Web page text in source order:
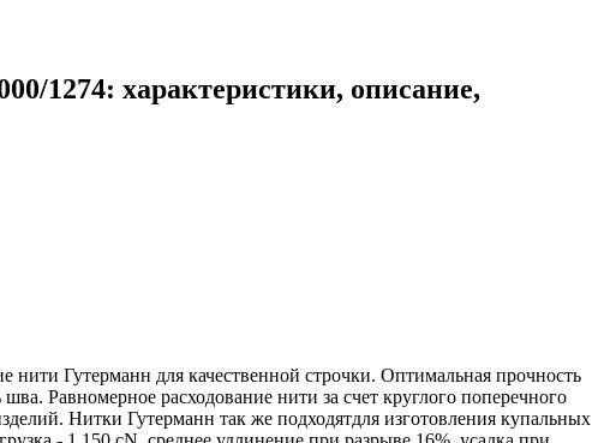
1274: характеристики, описание,
Гутерманн для качественной строчки. Оптимальная прочность
Равномерное расходование нити за счет круглого поперечного
Нитки Гутерманн так же подходятдля изготовления купальных